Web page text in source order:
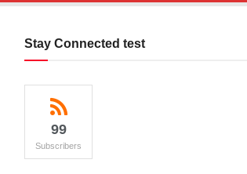
Stay Connected test
99
Subscribers